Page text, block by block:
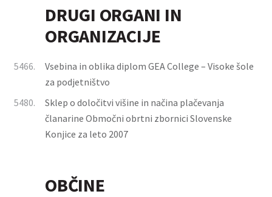
DRUGI ORGANI IN
ORGANIZACIJE
5466.
Vsebina in oblika diplom GEA College – Visoke šole
za podjetništvo
5480.
Sklep o določitvi višine in načina plačevanja
članarine Območni obrtni zbornici Slovenske
Konjice za leto 2007
OBČINE